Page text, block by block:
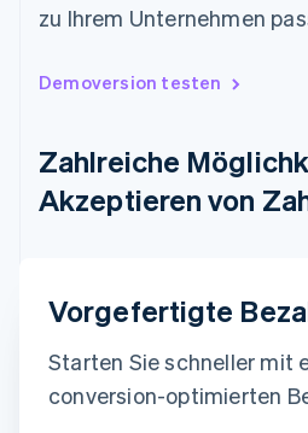
zu Ihrem Unternehmen
Demoversion testen
Zahlreiche
Akzeptieren von
E-Mail
Zahlungsmethode
Vorgefertigte
Starten Sie schneller mit
conversion-optimierten
Australien
English
PortuguêsEnglish
Bulgarien
English
English